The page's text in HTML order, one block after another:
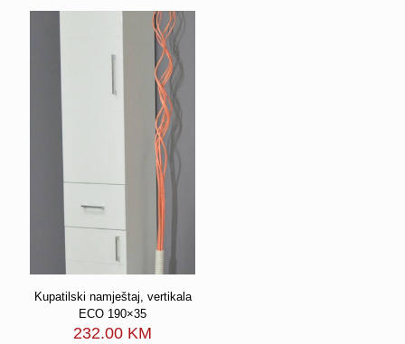
količina
Kupatilski namještaj, vertikala
ECO 190×35
232.00 KM